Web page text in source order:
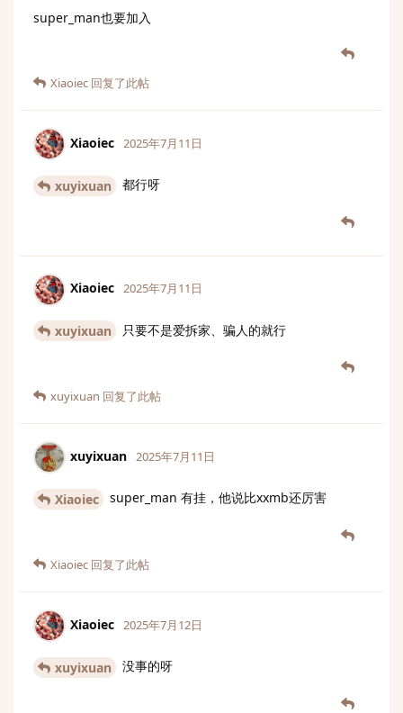
super_man也要加入
Xiaoiec 回复了此帖
Xiaoiec 2025年7月11日
xuyixuan 都行呀
Xiaoiec 2025年7月11日
xuyixuan 只要不是爱拆家、骗人的就行
xuyixuan 回复了此帖
xuyixuan 2025年7月11日
Xiaoiec super_man 有挂，他说比xxmb还厉害
Xiaoiec 回复了此帖
Xiaoiec 2025年7月12日
xuyixuan 没事的呀